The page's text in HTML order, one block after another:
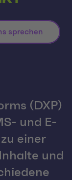
sprechen
(DXP)
und E-
einer
und